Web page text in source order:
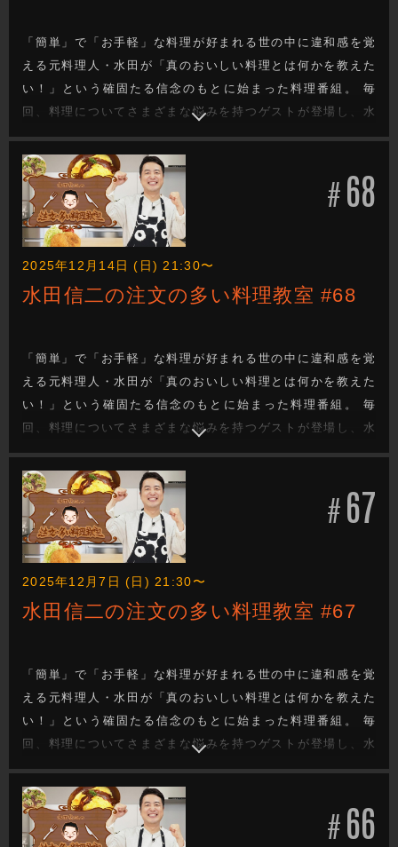
「簡単」で「お手軽」な料理が好まれる世の中に違和感を覚
える元料理人・水田が「真のおいしい料理とは何かを教えた
い！」という確固たる信念のもとに始まった料理番組。 毎
回、料理についてさまざまな悩みを持つゲストが登場し、水
田が「真のおいしい料理は料理人の手間と技があってこ
そ！」と、ゲストの要望にこたえたりこたえなかったりしな
がら厳しくも的確にゲストを指導！見事ゲストの悩みを解決
する料理を教えていきます。
#68
2025年12月14日 (日) 21:30〜
水田信二の注文の多い料理教室 #68
「簡単」で「お手軽」な料理が好まれる世の中に違和感を覚
える元料理人・水田が「真のおいしい料理とは何かを教えた
い！」という確固たる信念のもとに始まった料理番組。 毎
回、料理についてさまざまな悩みを持つゲストが登場し、水
田が「真のおいしい料理は料理人の手間と技があってこ
そ！」と、ゲストの要望にこたえたりこたえなかったりしな
がら厳しくも的確にゲストを指導！見事ゲストの悩みを解決
する料理を教えていきます。
#67
2025年12月7日 (日) 21:30〜
水田信二の注文の多い料理教室 #67
「簡単」で「お手軽」な料理が好まれる世の中に違和感を覚
える元料理人・水田が「真のおいしい料理とは何かを教えた
い！」という確固たる信念のもとに始まった料理番組。 毎
回、料理についてさまざまな悩みを持つゲストが登場し、水
田が「真のおいしい料理は料理人の手間と技があってこ
そ！」と、ゲストの要望にこたえたりこたえなかったりしな
がら厳しくも的確にゲストを指導！見事ゲストの悩みを解決
する料理を教えていきます。
#66